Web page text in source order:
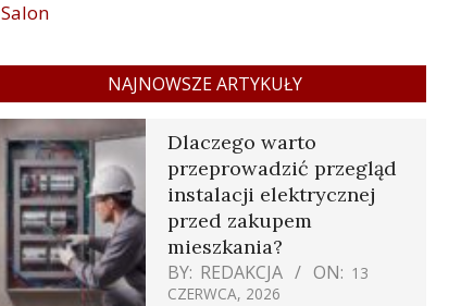
Salon
NAJNOWSZE ARTYKUŁY
Dlaczego warto
przeprowadzić przegląd
instalacji elektrycznej
przed zakupem
mieszkania?
BY: REDAKCJA ON: 13
CZERWCA, 2026